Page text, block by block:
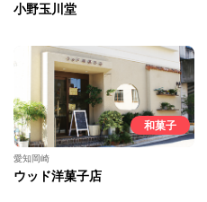
小野玉川堂
和菓子
愛知岡崎
ウッド洋菓子店